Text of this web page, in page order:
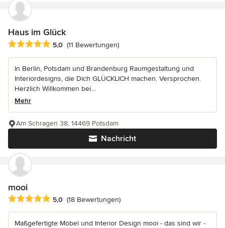
Haus im Glück
Durchschnittliche Bewertung: 5 von 5 Sternen
5,0 (11 Bewertungen)
In Berlin, Potsdam und Brandenburg Raumgestaltung und
Interiordesigns, die Dich GLÜCKLICH machen. Versprochen.
Herzlich Willkommen bei...
Mehr
Nachricht
Am Schragen 38, 14469 Potsdam
mooi
Durchschnittliche Bewertung: 5 von 5 Sternen
5,0 (18 Bewertungen)
Maßgefertigte Möbel und Interior Design mooi - das sind wir -